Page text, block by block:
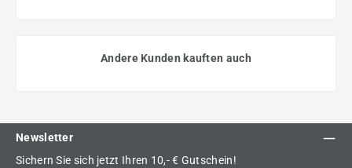
Andere Kunden kauften auch
Newsletter
Sichern Sie sich jetzt Ihren 10,- € Gutschein!